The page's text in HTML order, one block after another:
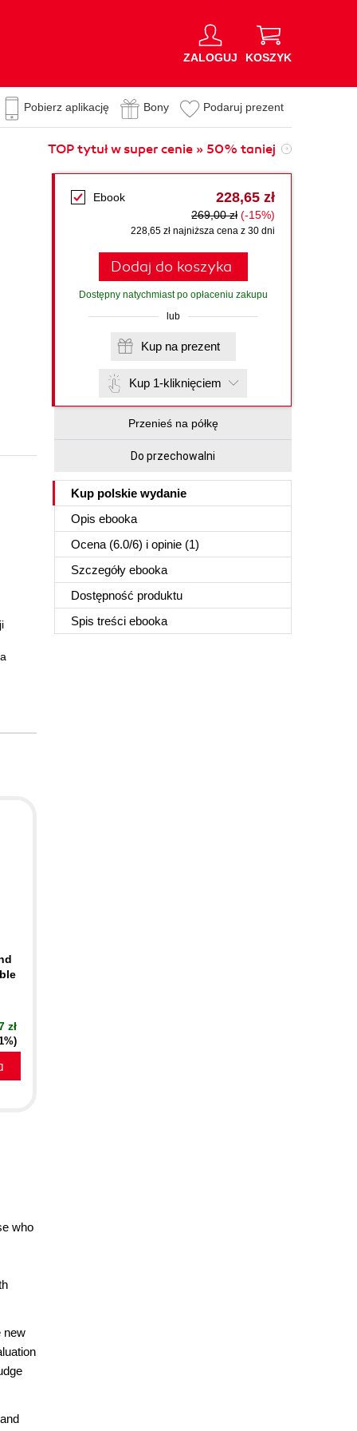
ZALOGUJ KOSZYK
Pobierz aplikację Bony Podaruj prezent
TOP tytuł w super cenie » 50% taniej
Ebook 228,65 zł
269,00 zł (-15%)
228,65 zł najniższa cena z 30 dni
Dodaj do koszyka
Dostępny natychmiast po opłaceniu zakupu
lub
Kup na prezent
Kup 1-kliknięciem
Przenieś na półkę
Do przechowalni
Kup polskie wydanie
Opis ebooka
Ocena (6.0/6) i opinie (1)
Szczegóły ebooka
Dostępność produktu
Spis treści ebooka
zł
who
new